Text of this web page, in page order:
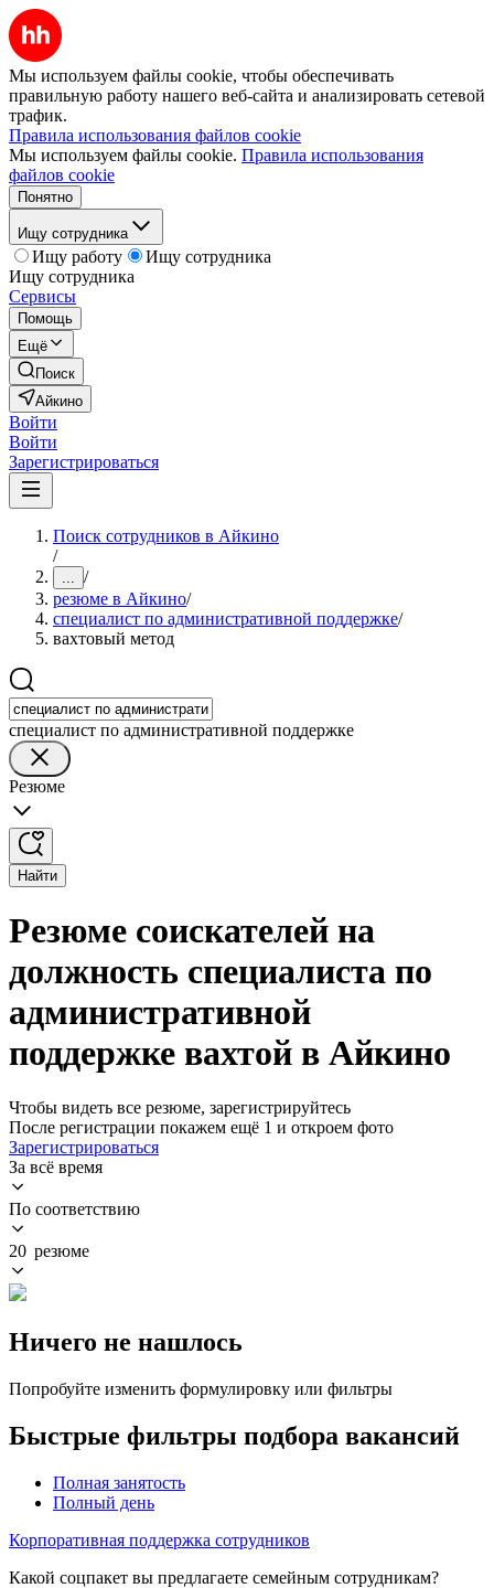
Мы используем файлы cookie, чтобы обеспечивать
правильную работу нашего веб-сайта и анализировать сетевой
трафик.
Правила использования файлов cookie
Мы используем файлы cookie. Правила использования
файлов cookie
Понятно
Ищу сотрудника
Ищу работу
Ищу сотрудника
Ищу сотрудника
Сервисы
Помощь
Ещё
Поиск
Айкино
Войти
Войти
Зарегистрироваться
Поиск сотрудников в Айкино
/
... /
резюме в Айкино/
специалист по административной поддержке/
вахтовый метод
специалист по административной поддержке
Резюме
Найти
Резюме соискателей на
должность специалиста по
административной
поддержке вахтой в Айкино
Чтобы видеть все резюме, зарегистрируйтесь
После регистрации покажем ещё 1 и откроем фото
Зарегистрироваться
За всё время
По соответствию
20 резюме
Ничего не нашлось
Попробуйте изменить формулировку или фильтры
Быстрые фильтры подбора вакансий
Полная занятость
Полный день
Корпоративная поддержка сотрудников
Какой соцпакет вы предлагаете семейным сотрудникам?